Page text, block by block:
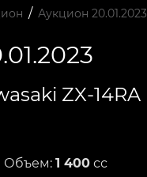
/ Аукцион 20.01.2023
ZX-14RA
Объем: 1 400 сс